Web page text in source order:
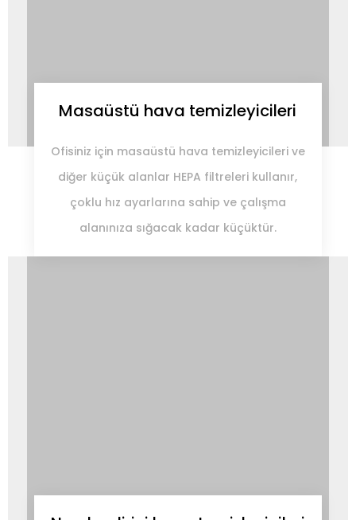
Masaüstü hava temizleyicileri
Ofisiniz için masaüstü hava temizleyicileri ve
diğer küçük alanlar HEPA filtreleri kullanır,
çoklu hız ayarlarına sahip ve çalışma
alanınıza sığacak kadar küçüktür.